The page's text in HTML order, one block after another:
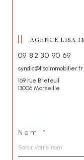
AGENCE LISA
09 82 30 90 69
syndic@lisaimmobilier.fr
169 rue Breteuil
13006 Marseille
Nom *